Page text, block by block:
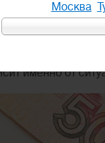
Москва
и
именно от